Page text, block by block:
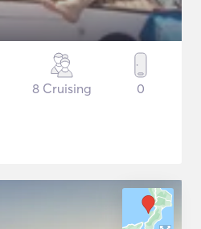
8 Cruising 0